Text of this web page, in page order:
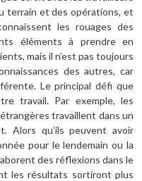
terrain et des opérations, et
les rouages des
éléments à prendre en
mais il n’est pas toujours
des autres, car
Le principal défi que
travail. Par exemple, les
travaillent dans un
Alors qu’ils peuvent avoir
pour le lendemain ou la
des réflexions dans le
les résultats sortiront plus